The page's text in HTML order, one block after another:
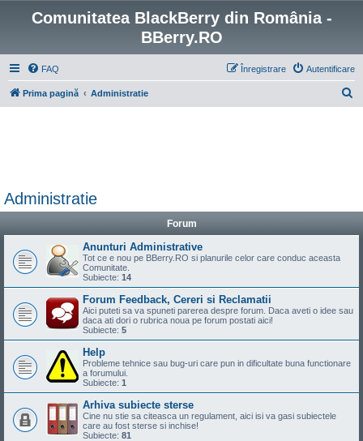
Comunitatea BlackBerry din România -
BBerry.RO
FAQ Autentificare
Înregistrare
Prima pagină Administratie
Administratie
Forum
Anunturi Administrative
Tot ce e nou pe BBerry.RO si planurile celor care conduc aceasta
Comunitate.
Subiecte: 14
Forum Feedback, Cereri si Reclamatii
Aici puteti sa va spuneti parerea despre forum. Daca aveti o idee sau
daca ati dori o rubrica noua pe forum postati aici!
Subiecte: 5
Help
Probleme tehnice sau bug-uri care pun in dificultate buna functionare
a forumului.
Subiecte: 1
Arhiva subiecte sterse
Cine nu stie sa citeasca un regulament, aici isi va gasi subiectele
care au fost sterse si inchise!
Subiecte: 81